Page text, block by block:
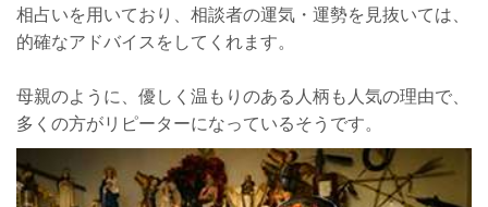
相占いを用いており、相談者の運気・運勢を見抜いては、
的確なアドバイスをしてくれます。
母親のように、優しく温もりのある人柄も人気の理由で、
多くの方がリピーターになっているそうです。